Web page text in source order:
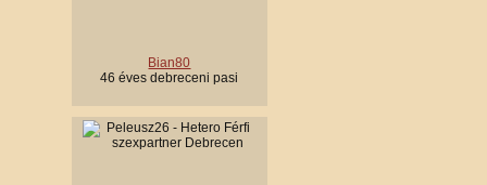
Bian80
46 éves debreceni pasi